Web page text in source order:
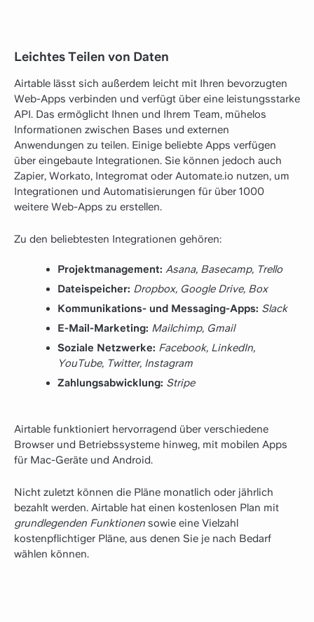
Leichtes Teilen von Daten
Airtable lässt sich außerdem leicht mit Ihren bevorzugten
Web-Apps verbinden und verfügt über eine leistungsstarke
API. Das ermöglicht Ihnen und Ihrem Team, mühelos
Informationen zwischen Bases und externen
Anwendungen zu teilen. Einige beliebte Apps verfügen
über eingebaute Integrationen. Sie können jedoch auch
Zapier, Workato, Integromat oder Automate.io nutzen, um
Integrationen und Automatisierungen für über 1000
weitere Web-Apps zu erstellen.
Zu den beliebtesten Integrationen gehören:
Projektmanagement: Asana, Basecamp, Trello
Dateispeicher: Dropbox, Google Drive, Box
Kommunikations- und Messaging-Apps: Slack
E-Mail-Marketing: Mailchimp, Gmail
Soziale Netzwerke: Facebook, LinkedIn,
YouTube, Twitter​​, Instagram
Zahlungsabwicklung: Stripe
Airtable funktioniert hervorragend über verschiedene
Browser und Betriebssysteme hinweg, mit mobilen Apps
für Mac-Geräte und Android.
Nicht zuletzt können die Pläne monatlich oder jährlich
bezahlt werden. Airtable hat einen kostenlosen Plan mit
grundlegenden Funktionen sowie eine Vielzahl
kostenpflichtiger Pläne, aus denen Sie je nach Bedarf
wählen können.